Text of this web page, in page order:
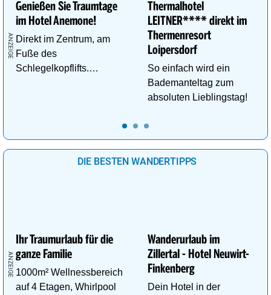
Genießen Sie Traumtage
im Hotel Anemone!
Direkt im Zentrum, am
Fuße des
Schlegelkopflifts.
Thermalhotel
LEITNER**** direkt im
Thermenresort
Loipersdorf
So einfach wird ein
Bademanteltag zum
absoluten Lieblingstag!
DIE BESTEN WANDERTIPPS
Ihr Traumurlaub für die
ganze Familie
1000m² Wellnessbereich
auf 4 Etagen, Whirlpool
Wanderurlaub im
Zillertal - Hotel Neuwirt-
Finkenberg
Dein Hotel in der